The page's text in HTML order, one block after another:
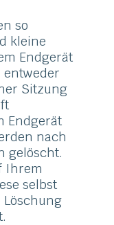
so
kleine
Endgerät
entweder
Sitzung
Endgerät
nach
gelöscht.
Ihrem
selbst
Löschung